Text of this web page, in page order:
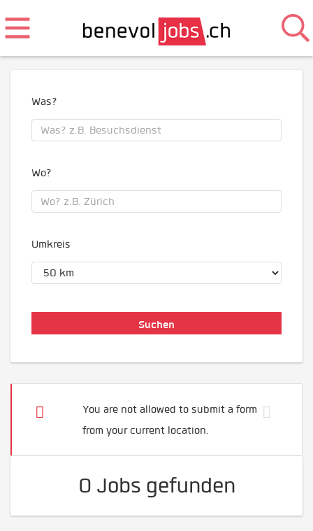
Was?
Wo?
Umkreis
You are not allowed to submit a form
from your current location.
0 Jobs gefunden